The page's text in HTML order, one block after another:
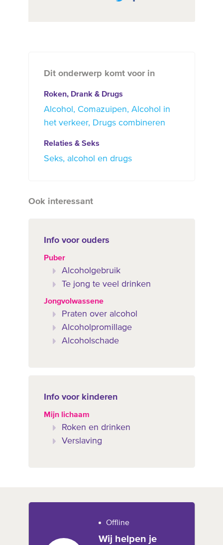
Dit onderwerp komt voor in
Roken, Drank & Drugs
Alcohol Comazuipen Alcohol in
het verkeer
Drugs combineren
Relaties & Seks
Seks, alcohol en drugs
Ook interessant
Info voor ouders
Puber
Alcoholgebruik
Te jong te veel drinken
Jongvolwassene
Praten over alcohol
Alcoholpromillage
Alcoholschade
Info voor kinderen
Mijn lichaam
Roken en drinken
Verslaving
Offline
Wij helpen je